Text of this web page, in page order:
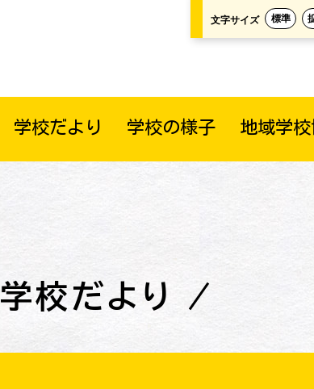
文字サイズ 標準
学校だより 学校の様子 地域学
学校だより